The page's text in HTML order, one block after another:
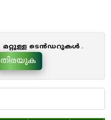
മറ്റുള്ള ടെൻഡറുകൾ .
തിരയുക